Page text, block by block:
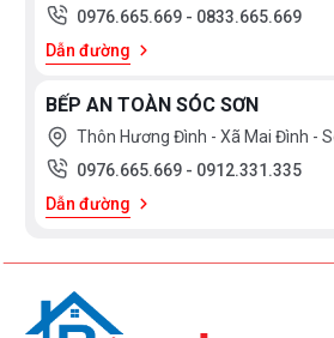
lại quá trình oxi hóa và rò rỉ điện nên
sử dụng và thích hợp với khí hậu
Nam.
mạch với xung quanh là các khe
0976.665.669 - 0833.665.669
Dẫn đường
BẾP AN TOÀN SÓC SƠN
Thôn Hương Đình - Xã Mai Đình -
0976.665.669 - 0912.331.335
Dẫn đường